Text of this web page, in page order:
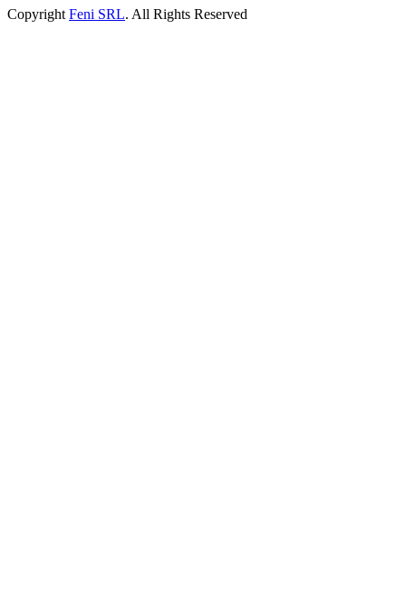
Copyright Feni SRL. All Rights Reserved